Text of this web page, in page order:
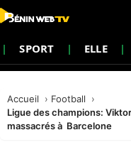
SPORT ELLE
Accueil
Football
Ligue des champions:
massacrés à Barcelone